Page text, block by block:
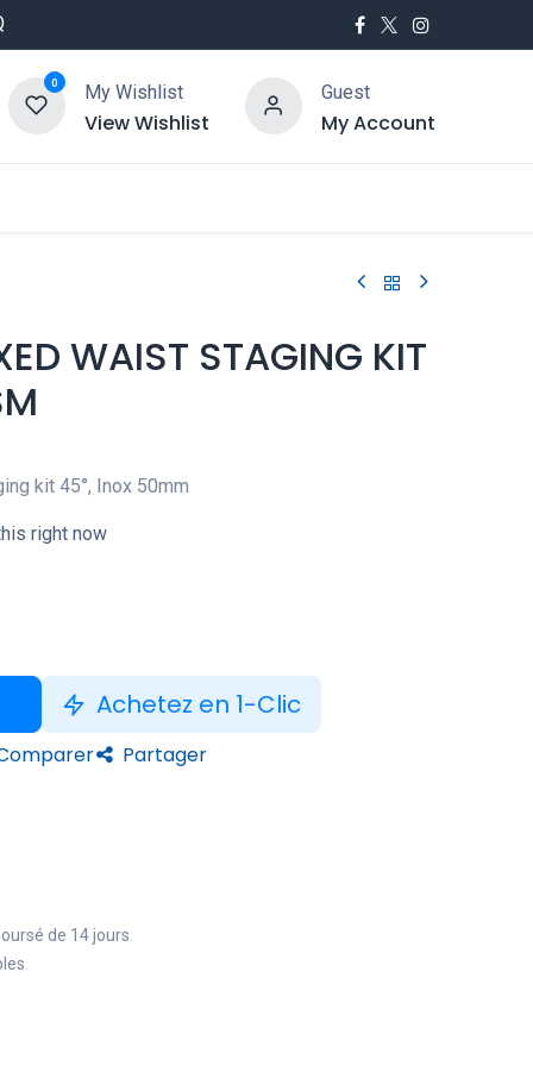
0 My Wishlist
View Wishlist
Guest
My Account
WAIST STAGING KIT
kit 45°, Inox 50mm
right now
Achetez en 1-Clic
Partager
de 14 jours